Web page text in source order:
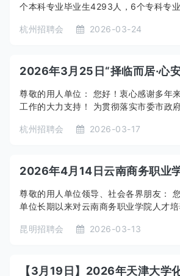
个本科专业毕业生4293人，6个专科专
杭州招聘会 2026-03-24
尊敬的用人单位： 您好！衷心感谢多年
工作的大力支持！ 为贯彻落实市委市政
杭州招聘会 2026-03-17
尊敬的用人单位领导、社会各界朋友：
单位长期以来对云南商务职业学院人才
昆明招聘会 2026-03-13